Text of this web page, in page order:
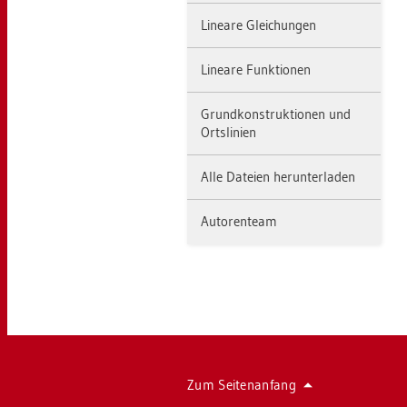
Li­nea­re Glei­chun­gen
Li­nea­re Funk­tio­nen
Grund­kon­struk­tio­nen und
Orts­li­ni­en
Alle Da­tei­en her­un­ter­la­den
Au­to­ren­team
Zum Sei­ten­an­fang